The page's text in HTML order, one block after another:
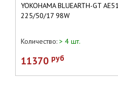
YOKOHAMA BLUEARTH-GT AE51
225/50/17 98W
Количество: > 4 шт.
11370 руб